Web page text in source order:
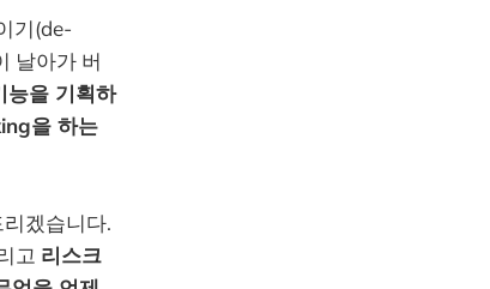
기(de-
날아가 버
능을 기획하
을 하는
겠습니다.
고 리스크